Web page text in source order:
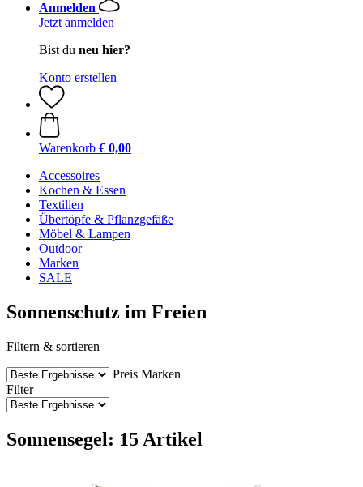
Anmelden
Jetzt anmelden
Bist du neu hier?
Konto erstellen
Warenkorb € 0,00
Accessoires
Kochen & Essen
Textilien
Übertöpfe & Pflanzgefäße
Möbel & Lampen
Outdoor
Marken
SALE
Sonnenschutz im Freien
Filtern & sortieren
Preis Marken
Filter
Sonnensegel: 15 Artikel